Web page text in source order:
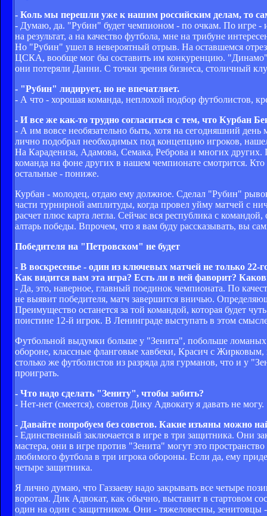
- Коль мы перешли уже к нашим российским делам, то
- Думаю, да. "Рубин" будет чемпионом - по очкам. По игре -
на результат, а на качество футбола, мне на трибуне
Но "Рубин" ушел в невероятный отрыв. На оставшемся
ЦСКА, вообще мог бы составить им конкуренцию.
они потеряли Данни. С точки зрения бизнеса, столичный
- "Рубин" лидирует, но не впечатляет.
- А что - хорошая команда, неплохой подбор футболистов,
- И все же как-то трудно согласиться с тем, что Курбан
- А им вовсе необязательно быть, хотя на сегодняшний
лично подобрал необходимых под концепцию игроков,
На Карадениза, Адамова, Семака, Реброва и многих
команда на фоне других в нашем чемпионате смотрится.
остальные - пониже.
Курбан - молодец, отдаю ему должное. Сделал "Рубин"
части турнирной амплитуды, когда провел уйму матчей с
расчет плюс карта легла. Сейчас вся республика с
алтарь победы. Впрочем, что я вам буду рассказывать, вы
Победителя на "Петровском" не будет
- В воскресенье - один из ключевых матчей не только
Как видится вам эта игра? Есть ли в ней фаворит?
- Да, это, наверное, главный поединок чемпионата. По
не выявит победителя, матч завершится вничью.
Преимущество останется за той командой, которая будет
поистине 12-й игрок. В Ленинграде выступать в этом
Футбольной выдумки больше у "Зенита", побольше
обороне, классные фланговые хавбеки, Красич с
столько же футболистов из разряда для гурманов, что и у
проиграть.
- Что надо сделать "Зениту", чтобы забить?
- Нет-нет (смеется), советов Дику Адвокату я давать не могу.
- Давайте попробуем без советов. Какие изъяны можно
- Единственный заключается в игре в три защитника. Они
мастера, они в игре против "Зенита" могут это
любимого футбола в три игрока обороны. Если да, ему
четыре защитника.
Я лично думаю, что Газзаеву надо закрывать все четыре
воротам. Дик Адвокат, как обычно, выставит в стартовом
один на один с защитником. Они - тяжеловесны,